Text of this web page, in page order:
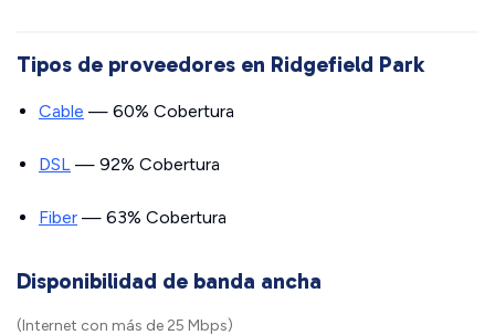
Tipos de proveedores en Ridgefield Park
Cable — 60% Cobertura
DSL — 92% Cobertura
Fiber — 63% Cobertura
Disponibilidad de banda ancha
(Internet con más de 25 Mbps)